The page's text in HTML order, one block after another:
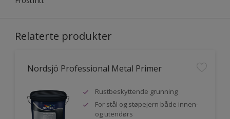
Relaterte produkter
Nordsjö Professional Metal Primer
Rustbeskyttende grunning
For stål og støpejern både innen-
og utendørs